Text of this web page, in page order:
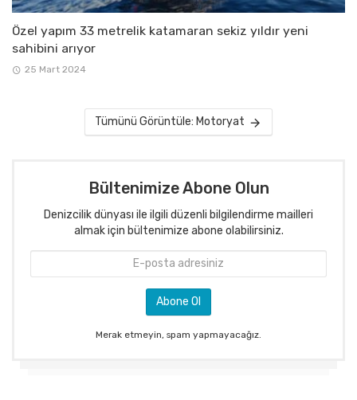
Özel yapım 33 metrelik katamaran sekiz yıldır yeni
sahibini arıyor
25 Mart 2024
Tümünü Görüntüle: Motoryat
Bültenimize Abone Olun
Denizcilik dünyası ile ilgili düzenli bilgilendirme mailleri
almak için bültenimize abone olabilirsiniz.
Merak etmeyin, spam yapmayacağız.